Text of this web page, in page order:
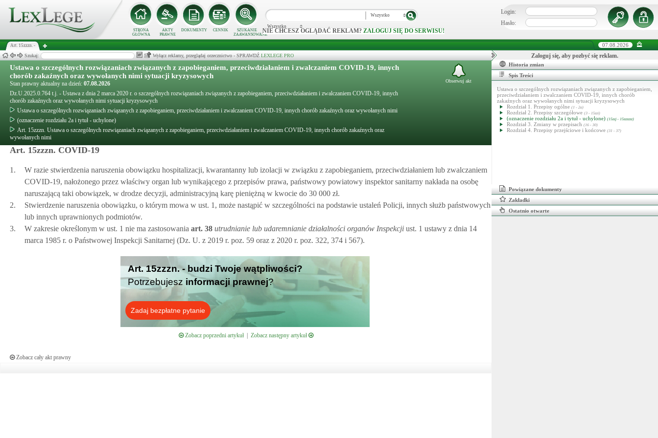
STRONA
GŁÓWNA
AKTY
PRAWNE
DOKUMENTY CENNIK
SZUKANIE
ZAAWANSOWANE
Wszystko
Wszystko
NIE CHCESZ OGLĄDAĆ REKLAM? ZALOGUJ SIĘ DO SERWISU!
Login:
Hasło:
Art. 15zzzn. - 07.08.2026
Szukaj: Wyłącz reklamy, przeglądaj orzecznictwo - SPRAWDŹ LEXLEGE PRO
Ustawa o szczególnych rozwiązaniach związanych z zapobieganiem, przeciwdziałaniem i zwalczaniem COVID-19, innych
chorób zakaźnych oraz wywołanych nimi sytuacji kryzysowych
Stan prawny aktualny na dzień: 07.08.2026
Dz.U.2025.0.764 t.j. - Ustawa z dnia 2 marca 2020 r. o szczególnych rozwiązaniach związanych z zapobieganiem, przeciwdziałaniem i zwalczaniem COVID-19, innych
chorób zakaźnych oraz wywołanych nimi sytuacji kryzysowych
Ustawa o szczególnych rozwiązaniach związanych z zapobieganiem, przeciwdziałaniem i zwalczaniem COVID-19, innych chorób zakaźnych oraz wywołanych nimi
(oznaczenie rozdziału 2a i tytuł - uchylone)
Art. 15zzzn. Ustawa o szczególnych rozwiązaniach związanych z zapobieganiem, przeciwdziałaniem i zwalczaniem COVID-19, innych chorób zakaźnych oraz
wywołanych nimi
Obserwuj akt
Art. 15zzzn. COVID-19
1.
W razie stwierdzenia naruszenia obowiązku hospitalizacji, kwarantanny lub izolacji w związku z zapobieganiem, przeciwdziałaniem lub zwalczaniem
COVID-19, nałożonego przez właściwy organ lub wynikającego z przepisów prawa, państwowy powiatowy inspektor sanitarny nakłada na osobę
naruszającą taki obowiązek, w drodze decyzji, administracyjną karę pieniężną w kwocie do 30 000 zł.
2.
Stwierdzenie naruszenia obowiązku, o którym mowa w ust. 1, może nastąpić w szczególności na podstawie ustaleń Policji, innych służb państwowych
lub innych uprawnionych podmiotów.
3.
W zakresie określonym w ust. 1 nie ma zastosowania art. 38 utrudnianie lub udaremnianie działalności organów Inspekcji ust. 1 ustawy z dnia 14
marca 1985 r. o Państwowej Inspekcji Sanitarnej (Dz. U. z 2019 r. poz. 59 oraz z 2020 r. poz. 322, 374 i 567).
Art. 15zzzn. - budzi Twoje wątpliwości?
Potrzebujesz informacji prawnej?
Zadaj bezpłatne pytanie
Zobacz poprzedni artykuł| Zobacz następny artykuł
Zobacz cały akt prawny
Zaloguj się, aby pozbyć się reklam.
Historia zmian
Spis Treści
Ustawa o szczególnych rozwiązaniach związanych z zapobieganiem,
przeciwdziałaniem i zwalczaniem COVID-19, innych chorób
zakaźnych oraz wywołanych nimi sytuacji kryzysowych
Rozdział 1. Przepisy ogólne (1 - 2a)
Rozdział 2. Przepisy szczegółowe (3 - 15zzi)
(oznaczenie rozdziału 2a i tytuł - uchylone) (15zzj - 15zzzzzz)
Rozdział 3. Zmiany w przepisach (16 - 30)
Rozdział 4. Przepisy przejściowe i końcowe (31 - 37)
Powiązane dokumenty
Zakładki
Ostatnio otwarte